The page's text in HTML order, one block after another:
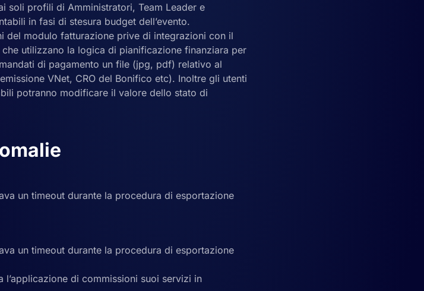
soli profili di Amministratori, Team Leader e
in fasi di stesura budget dell’evento.
del modulo fatturazione prive di integrazioni con il
utilizzano la logica di pianificazione finanziara per
di pagamento un file (jpg, pdf) relativo al
VNet, CRO del Bonifico etc). Inoltre gli utenti
potranno modificare il valore dello stato di
un timeout durante la procedura di esportazione
un timeout durante la procedura di esportazione
l’applicazione di commissioni suoi servizi in